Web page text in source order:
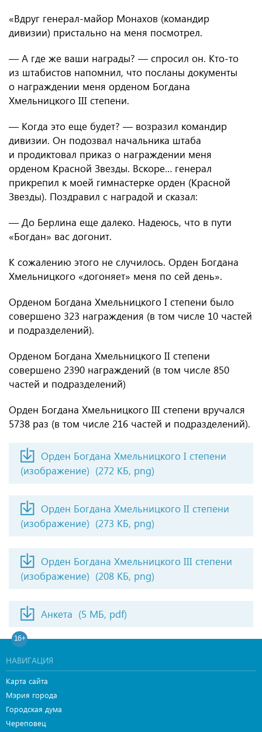
«Вдруг генерал-майор Монахов (командир
дивизии) пристально на меня посмотрел.
— А где же ваши награды? — спросил он. Кто-то
из штабистов напомнил, что посланы документы
о награждении меня орденом Богдана
Хмельницкого III степени.
— Когда это еще будет? — возразил командир
дивизии. Он подозвал начальника штаба
и продиктовал приказ о награждении меня
орденом Красной Звезды. Вскоре… генерал
прикрепил к моей гимнастерке орден (Красной
Звезды). Поздравил с наградой и сказал:
— До Берлина еще далеко. Надеюсь, что в пути
«Богдан» вас догонит.
К сожалению этого не случилось. Орден Богдана
Хмельницкого «догоняет» меня по сей день».
Орденом Богдана Хмельницкого I степени было
совершено 323 награждения (в том числе 10 частей
и подразделений).
Орденом Богдана Хмельницкого II степени
совершено 2390 награждений (в том числе 850
частей и подразделений)
Орден Богдана Хмельницкого III степени вручался
5738 раз (в том числе 216 частей и подразделений).
Орден Богдана Хмельницкого I степени
(изображение) (272 КБ, png)
Орден Богдана Хмельницкого II степени
(изображение) (273 КБ, png)
Орден Богдана Хмельницкого III степени
(изображение) (208 КБ, png)
Анкета (5 МБ, pdf)
16+
НАВИГАЦИЯ
Карта сайта
Мэрия города
Городская дума
Череповец